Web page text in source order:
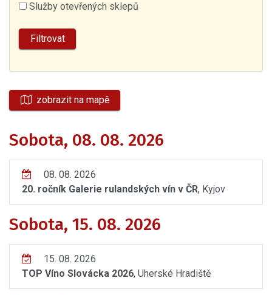
Služby otevřených sklepů
zobrazit na mapě
Sobota, 08. 08. 2026
08. 08. 2026
20. ročník Galerie rulandských vín v ČR, Kyjov
Sobota, 15. 08. 2026
15. 08. 2026
TOP Víno Slovácka 2026, Uherské Hradiště